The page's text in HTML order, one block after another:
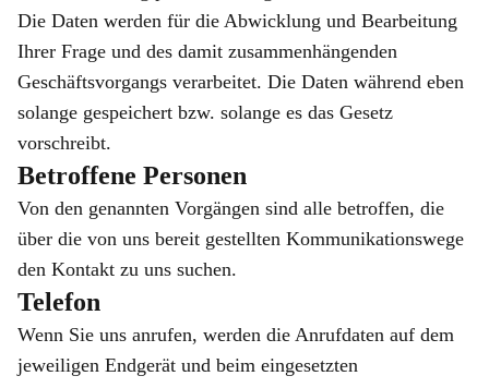
Die Daten werden für die Abwicklung und Bearbeitung
Ihrer Frage und des damit zusammenhängenden
Geschäftsvorgangs verarbeitet. Die Daten während eben
solange gespeichert bzw. solange es das Gesetz
vorschreibt.
Betroffene Personen
Von den genannten Vorgängen sind alle betroffen, die
über die von uns bereit gestellten Kommunikationswege
den Kontakt zu uns suchen.
Telefon
Wenn Sie uns anrufen, werden die Anrufdaten auf dem
jeweiligen Endgerät und beim eingesetzten